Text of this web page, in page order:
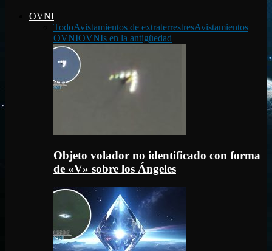
OVNI
TodoAvistamientos de extraterrestresAvistamientos
OVNIOVNIs en la antigüedad
Objeto volador no identificado con forma
de «V» sobre los Ángeles